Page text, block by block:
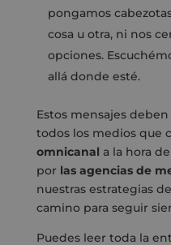
pongamos
cosa u otra, ni nos
opciones.
allá donde esté.
Estos mensajes
todos los medios que
omnicanal a la hora
por las agencias de
nuestras estrategias
camino para seguir
Puedes leer toda la